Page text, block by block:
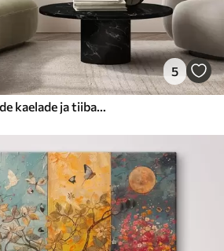
5
Kaks suurt halli, pikkade kaelade ja tiibadega kraanat, mis seisavad puudest ümbritsetud udujärves